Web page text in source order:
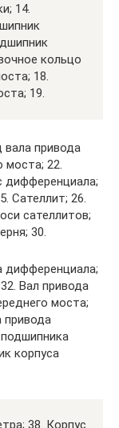
14.
кольцо
18.
19.
привода
моста; 22.
дифференциала;
Сателлит; 26.
сателлитов;
30.
дифференциала;
Вал привода
моста;
привода
корпуса
38. Корпус